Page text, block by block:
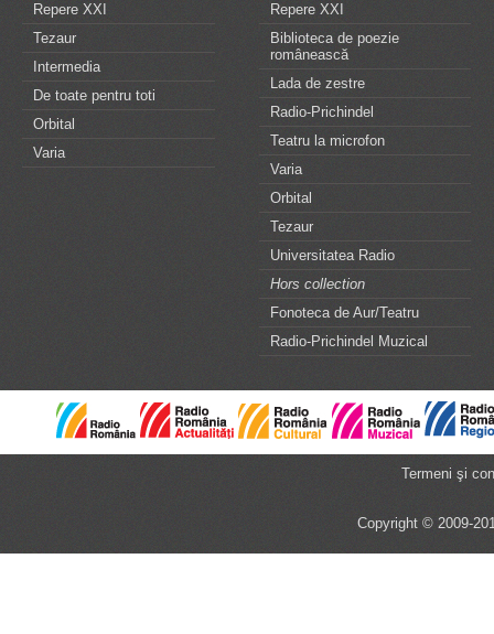
Repere XXI
Tezaur
Intermedia
De toate pentru toti
Orbital
Varia
Repere XXI
Biblioteca de poezie
românească
Lada de zestre
Radio-Prichindel
Teatru la microfon
Varia
Orbital
Tezaur
Universitatea Radio
Hors collection
Fonoteca de Aur/Teatru
Radio-Prichindel Muzical
Termeni şi
Copyright © 2009-